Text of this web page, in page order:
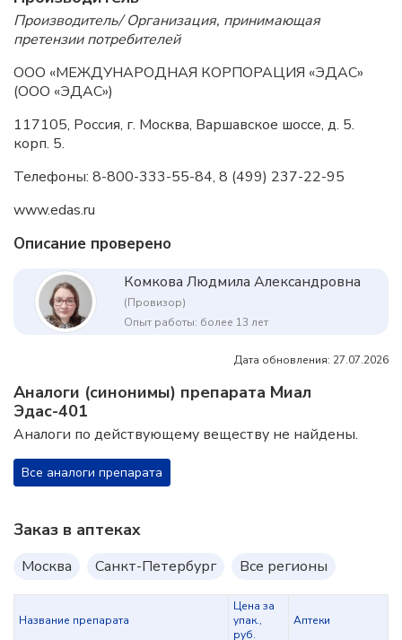
Производитель/ Организация, принимающая
претензии потребителей
ООО «МЕЖДУНАРОДНАЯ КОРПОРАЦИЯ «ЭДАС»
(ООО «ЭДАС»)
117105, Россия, г. Москва, Варшавское шоссе, д. 5.
корп. 5.
Телефоны: 8-800-333-55-84, 8 (499) 237-22-95
www.edas.ru
Описание проверено
Комкова Людмила Александровна
(Провизор)
Опыт работы: более 13 лет
Дата обновления: 27.07.2026
Аналоги (синонимы) препарата Миал
Эдас-401
Аналоги по действующему веществу не найдены.
Все аналоги препарата
Заказ в аптеках
Москва Санкт-Петербург Все регионы
Название препарата
Цена за
упак.,
руб.
Аптеки